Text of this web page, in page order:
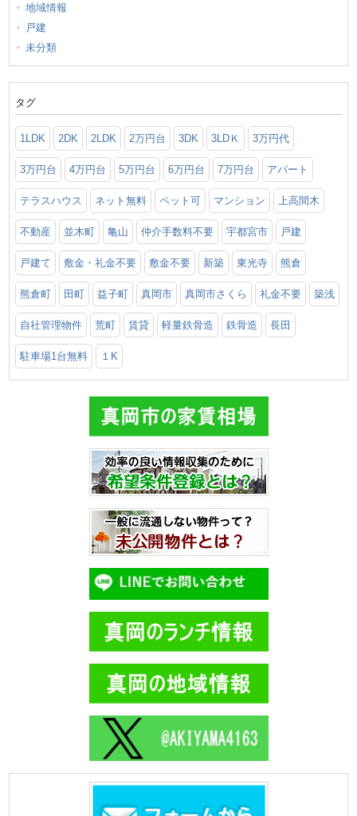
地域情報
戸建
未分類
タグ
1LDK 2DK 2LDK 2万円台 3DK 3LDＫ 3万円代
3万円台 4万円台 5万円台 6万円台 7万円台 アパート
テラスハウス ネット無料 ペット可 マンション 上高間木
不動産 並木町 亀山 仲介手数料不要 宇都宮市 戸建
戸建て 敷金・礼金不要 敷金不要 新築 東光寺 熊倉
熊倉町 田町 益子町 真岡市 真岡市さくら 礼金不要 築浅
自社管理物件 荒町 賃貸 軽量鉄骨造 鉄骨造 長田
駐車場1台無料 １K